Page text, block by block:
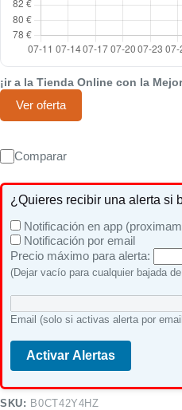
¡ir a la Tienda Online con la
Ver oferta
Comparar
¿Quieres recibir una alerta si
Notificación en app
Notificación por email
Precio máximo para alerta:
(Dejar vacío para cualquier bajada
Email (solo si activas alerta por
Activar Alertas
SKU: B0CT42Y4HZ